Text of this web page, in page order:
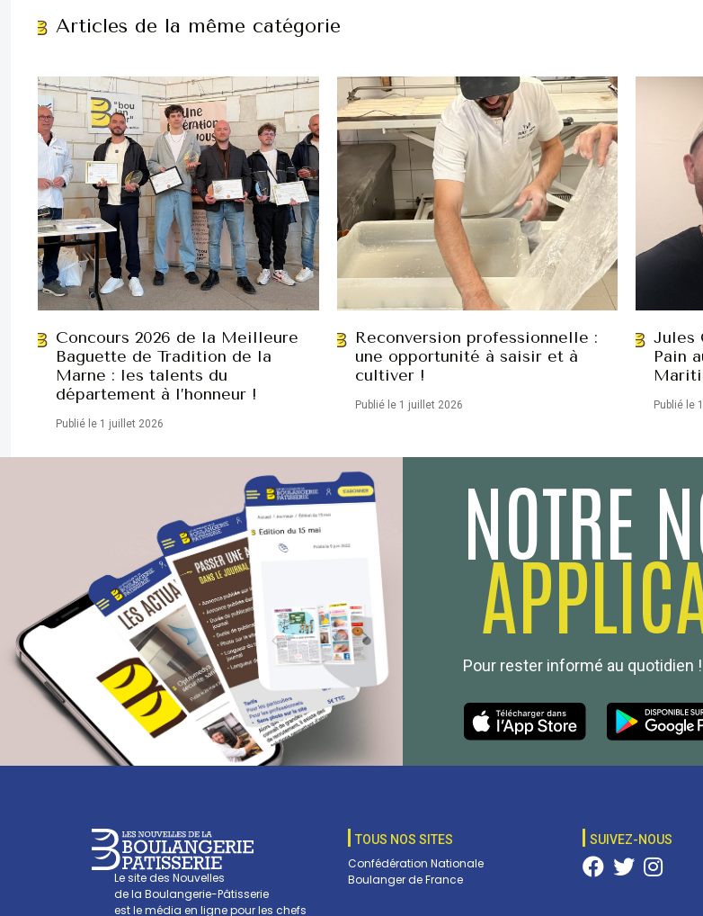
Articles de la même catégorie
Concours 2026 de la Meilleure
Baguette de Tradition de la
Marne : les talents du
département à l’honneur !
Publié le 1 juillet 2026
Reconversion professionnelle :
une opportunité à saisir et à
cultiver !
Publié le 1 juillet 2026
Jules
Pain
Publié le
NOTRE
Pour rester informé au quotidien
Le site des Nouvelles
de la Boulangerie-Pâtisserie
est le média en ligne pour les chefs
TOUS NOS SITES
Confédération Nationale
Boulanger de France
SUIVEZ-NOUS